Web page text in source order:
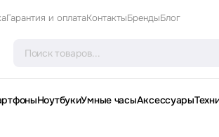
Гарантия и оплатаКонтактыБрендыБлог
НоутбукиУмные часыАксессуары